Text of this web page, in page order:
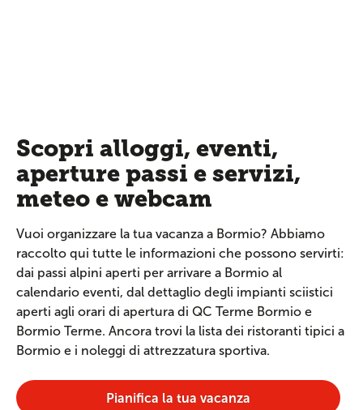
Scopri alloggi, eventi,
aperture passi e servizi,
meteo e webcam
Vuoi organizzare la tua vacanza a Bormio? Abbiamo
raccolto qui tutte le informazioni che possono servirti:
dai passi alpini aperti per arrivare a Bormio al
calendario eventi, dal dettaglio degli impianti sciistici
aperti agli orari di apertura di QC Terme Bormio e
Bormio Terme. Ancora trovi la lista dei ristoranti tipici a
Bormio e i noleggi di attrezzatura sportiva.
Pianifica la tua vacanza